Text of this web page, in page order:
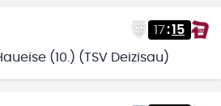
17:15
(10.) (TSV Deizisau)